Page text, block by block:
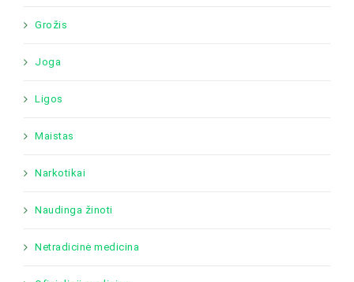
Grožis
Joga
Ligos
Maistas
Narkotikai
Naudinga žinoti
Netradicinė medicina